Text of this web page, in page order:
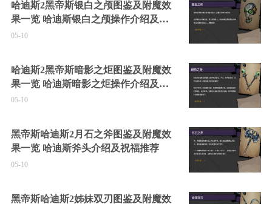
哈迪斯2黑帝斯银白之颅图鉴及附魔效
果一览 哈迪斯银白之颅操作介绍及祝
福推荐
05-10
哈迪斯2黑帝斯暗影之炬图鉴及附魔效
果一览 哈迪斯暗影之炬操作介绍及祝
福推荐
05-10
黑帝斯哈迪斯2月石之斧图鉴及附魔效
果一览 哈迪斯斧头介绍及祝福推荐
05-10
黑帝斯哈迪斯2姊妹双刃图鉴及附魔效